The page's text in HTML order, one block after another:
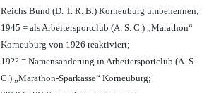
Reichs Bund (D. T. R. B.) Korneuburg umbenennen;
1945 = als Arbeitersportclub (A. S. C.) „Marathon“
Korneuburg von 1926 reaktiviert;
19?? = Namensänderung in Arbeitersportclub (A. S.
C.) „Marathon-Sparkasse“ Korneuburg;